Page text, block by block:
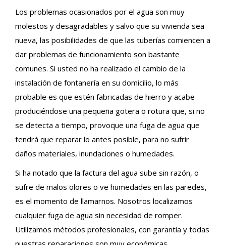
Los problemas ocasionados por el agua son muy
molestos y desagradables y salvo que su vivienda sea
nueva, las posibilidades de que las tuberías comiencen a
dar problemas de funcionamiento son bastante
comunes. Si usted no ha realizado el cambio de la
instalación de fontanería en su domicilio, lo más
probable es que estén fabricadas de hierro y acabe
produciéndose una pequeña gotera o rotura que, si no
se detecta a tiempo, provoque una fuga de agua que
tendrá que reparar lo antes posible, para no sufrir
daños materiales, inundaciones o humedades.
Si ha notado que la factura del agua sube sin razón, o
sufre de malos olores o ve humedades en las paredes,
es el momento de llamarnos. Nosotros localizamos
cualquier fuga de agua sin necesidad de romper.
Utilizamos métodos profesionales, con garantía y todas